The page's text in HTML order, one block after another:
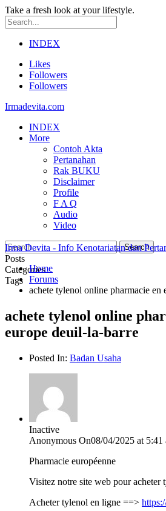
Take a fresh look at your lifestyle.
INDEX
Likes
Followers
Followers
Irmadevita.com
INDEX
More
Contoh Akta
Pertanahan
Rak BUKU
Disclaimer
Profile
F A Q
Audio
Video
Posts
Categories
Tags
Irma Devita - Info Kenotariatan dan
Home
Forums
achete tylenol online pharmacie en
achete tylenol online
europe deuil-la-barre
Posted In: Badan Usaha
Inactive
Anonymous On08/04/2025 at 5:41
Pharmacie européenne
Visitez notre site web pour acheter
Acheter tylenol en ligne ==>